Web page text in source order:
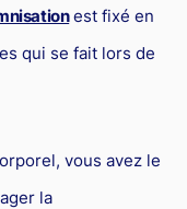
est fixé en
qui se fait lors de
vous avez le
la